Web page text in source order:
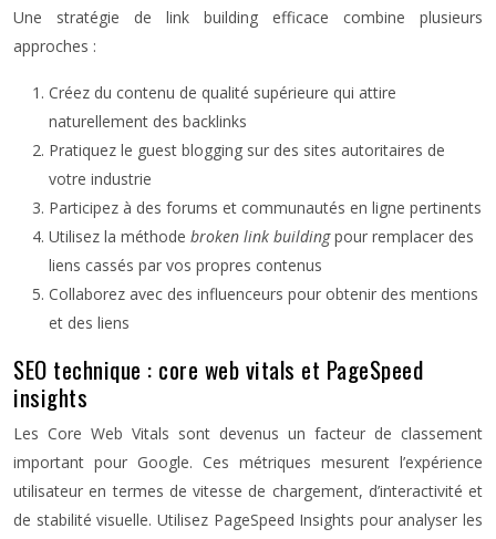
Une stratégie de link building efficace combine plusieurs
approches :
Créez du contenu de qualité supérieure qui attire
naturellement des backlinks
Pratiquez le guest blogging sur des sites autoritaires de
votre industrie
Participez à des forums et communautés en ligne pertinents
Utilisez la méthode broken link buildingpour remplacer des
liens cassés par vos propres contenus
Collaborez avec des influenceurs pour obtenir des mentions
et des liens
SEO technique : core web vitals et PageSpeed
insights
Les Core Web Vitals sont devenus un facteur de classement
important pour Google. Ces métriques mesurent l’expérience
utilisateur en termes de vitesse de chargement, d’interactivité et
de stabilité visuelle. Utilisez PageSpeed Insights pour analyser les